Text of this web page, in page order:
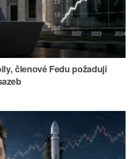
členové Fedu požadují